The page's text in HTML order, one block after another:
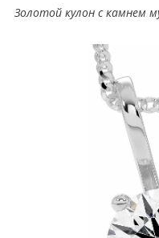
Золотой кулон с камнем